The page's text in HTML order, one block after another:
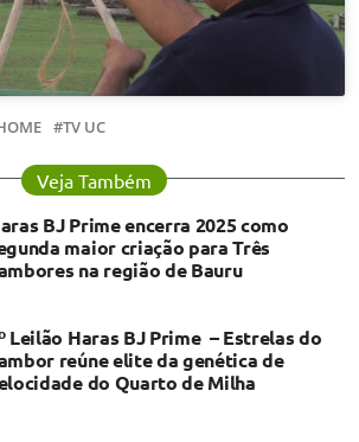
TV UC
Veja Também
BJ Prime encerra 2025 como
maior criação para Três
na região de Bauru
Leilão Haras BJ Prime – Estrelas do
reúne elite da genética de
do Quarto de Milha